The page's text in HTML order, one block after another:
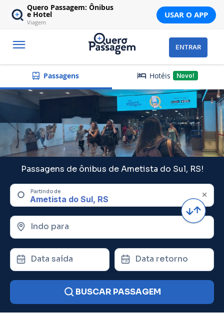
Quero Passagem: Ônibus
e Hotel
Viagem
USAR O APP
ENTRAR
Passagens Hotéis Novo!
Passagens de ônibus de Ametista do Sul, RS!
Partindo de
Indo para
Data saída Data retorno
BUSCAR PASSAGEM